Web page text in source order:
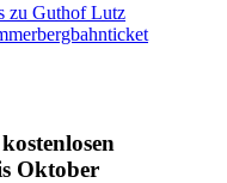
zu Guthof Lutz
Oktober